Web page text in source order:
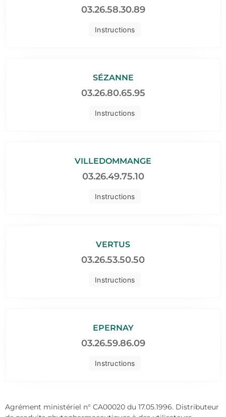
Instructions
03.26.58.30.89
Instructions
SÉZANNE
03.26.80.65.95
Instructions
VILLEDOMMANGE
03.26.49.75.10
Instructions
VERTUS
03.26.53.50.50
Instructions
EPERNAY
03.26.59.86.09
Agrément ministériel n° CA00020 du 17.05.1996. Distributeur